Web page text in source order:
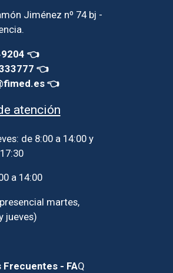
Jiménez nº 74 bj -
👈
👈
👈
atención
de 8:00 a 14:00 y
a 14:00
martes,
jueves)
Frecuentes - FAQ